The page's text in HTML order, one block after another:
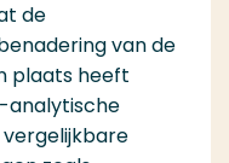
de
van de
plaats heeft
analytische